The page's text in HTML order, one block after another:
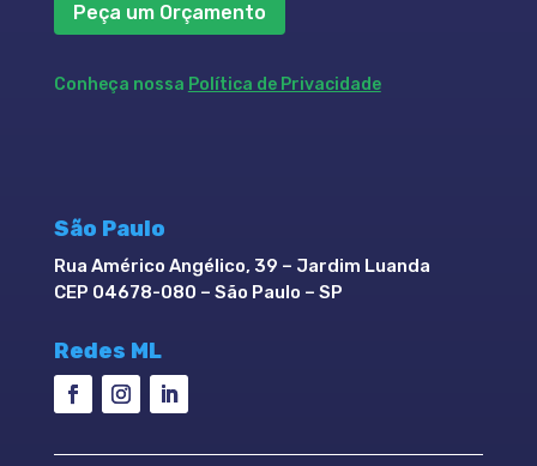
Peça um Orçamento
Conheça nossa Política de Privacidade
São Paulo
Rua Américo Angélico, 39 – Jardim Luanda
CEP 04678-080 – São Paulo – SP
Redes ML